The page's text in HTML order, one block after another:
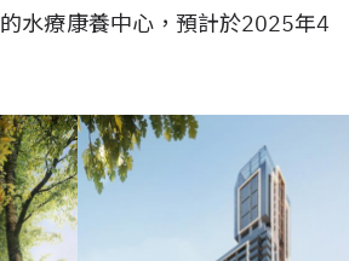
水療康養中心，預計於2025年4